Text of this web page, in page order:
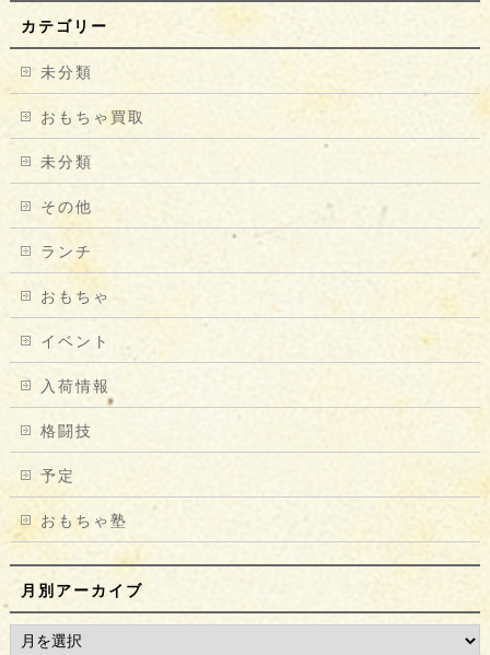
カテゴリー
未分類
おもちゃ買取
未分類
その他
ランチ
おもちゃ
イベント
入荷情報
格闘技
予定
おもちゃ塾
月別アーカイブ